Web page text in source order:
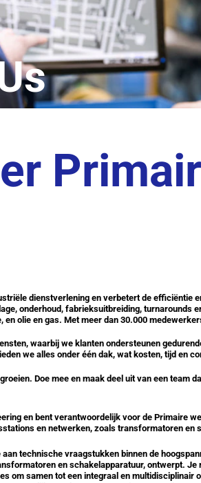
dienstverlening en verbetert de
onderhoud, fabrieksuitbreiding,
olie en gas. Met meer dan 30.000
waarbij we klanten ondersteunen
we alles onder één dak, wat kosten, tijd en
Doe mee en maak deel uit van een team
en bent verantwoordelijk voor de
en netwerken, zoals transformatoren en
technische vraagstukken binnen de
en schakelapparatuur, ontwerpt.
om samen tot een integraal en